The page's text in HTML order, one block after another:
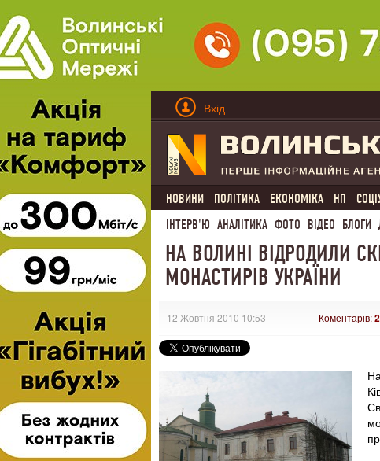
Вхід
НОВИНИ ПОЛІТИКА ЕКОНОМІКА НП
ІНТЕРВ'Ю АНАЛІТИКА ФОТО ВІДЕО БЛОГИ
НА ВОЛИНІ ВІДРОДИЛИ
МОНАСТИРІВ УКРАЇНИ
12 Жовтня 2010 10:53 Коментарів:2